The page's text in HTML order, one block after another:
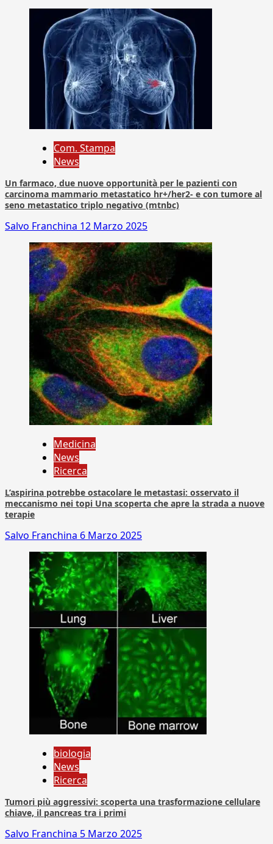
Com. Stampa
News
Un farmaco, due nuove opportunità per le pazienti con
carcinoma mammario metastatico hr+/her2- e con tumore al
seno metastatico triplo negativo (mtnbc)
Salvo Franchina 12 Marzo 2025
Medicina
News
Ricerca
L’aspirina potrebbe ostacolare le metastasi: osservato il
meccanismo nei topi Una scoperta che apre la strada a nuove
terapie
Salvo Franchina 6 Marzo 2025
biologia
News
Ricerca
Tumori più aggressivi: scoperta una trasformazione cellulare
chiave, il pancreas tra i primi
Salvo Franchina 5 Marzo 2025